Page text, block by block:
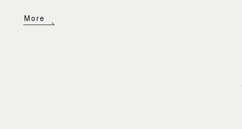
More